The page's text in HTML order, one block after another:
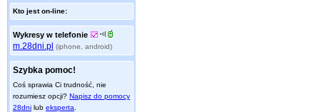
Kto jest on-line:
Wykresy w telefonie
m.28dni.pl (iphone, android)
Szybka pomoc!
Coś sprawia Ci trudność, nie
rozumiesz opcji? Napisz do pomocy
28dni lub eksperta